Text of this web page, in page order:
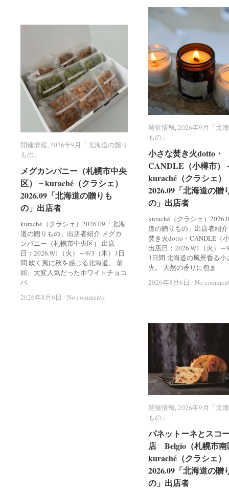
開催情報,2026年9月「北
もの」
小さな焚き火dotto・
CANDLE（小樽市）
kuraché（クラシェ）
2026.09「北海道の贈
の」出店者
kuraché（クラシェ）
道の贈りもの」出店者紹
焚き火dotto・CANDLE（
出店日：2026.9/1（火）～
3日間 北海道の風景香る小
火。 天然の香りに包ま
2026年8月6日 / No
開催情報 2026年9月「北
もの」
小さな焚き火dotto・
CANDLE（小樽市）
kuraché（クラシェ）
2026.09「北海道の贈
の」出店者
2026年8月6日 / No
開催情報,2026年9月「北海道の贈り
もの」
メグカンパニー（札幌市中央
区）－kuraché（クラシェ）
2026.09「北海道の贈りも
の」出店者
kuraché（クラシェ）2026.09「北海
道の贈りもの」出店者紹介 メグカ
ンパニー（札幌市中央区） 出店
日：2026.9/1（火）～9/3（木）3日
間 吹く風に秋を感じる北海道。 前
回、大変人気だったホワイトチョコ
バ
2026年8月6日 / No comments
開催情報 2026年9月「北海道の贈り
もの」
メグカンパニー（札幌市中央
区）－kuraché（クラシェ）
2026.09「北海道の贈りも
の」出店者
2026年8月6日 / No comments
開催情報,2026年9月「北
もの」
パネットーネとスコ
店 Belgio（札幌市南
kuraché（クラシェ）
2026.09「北海道の贈
の」出店者
開催情報 2026年9月「北
もの」
パネットーネとスコ
店 Belgio（札幌市南
kuraché（クラシェ）
2026.09「北海道の贈
の」出店者